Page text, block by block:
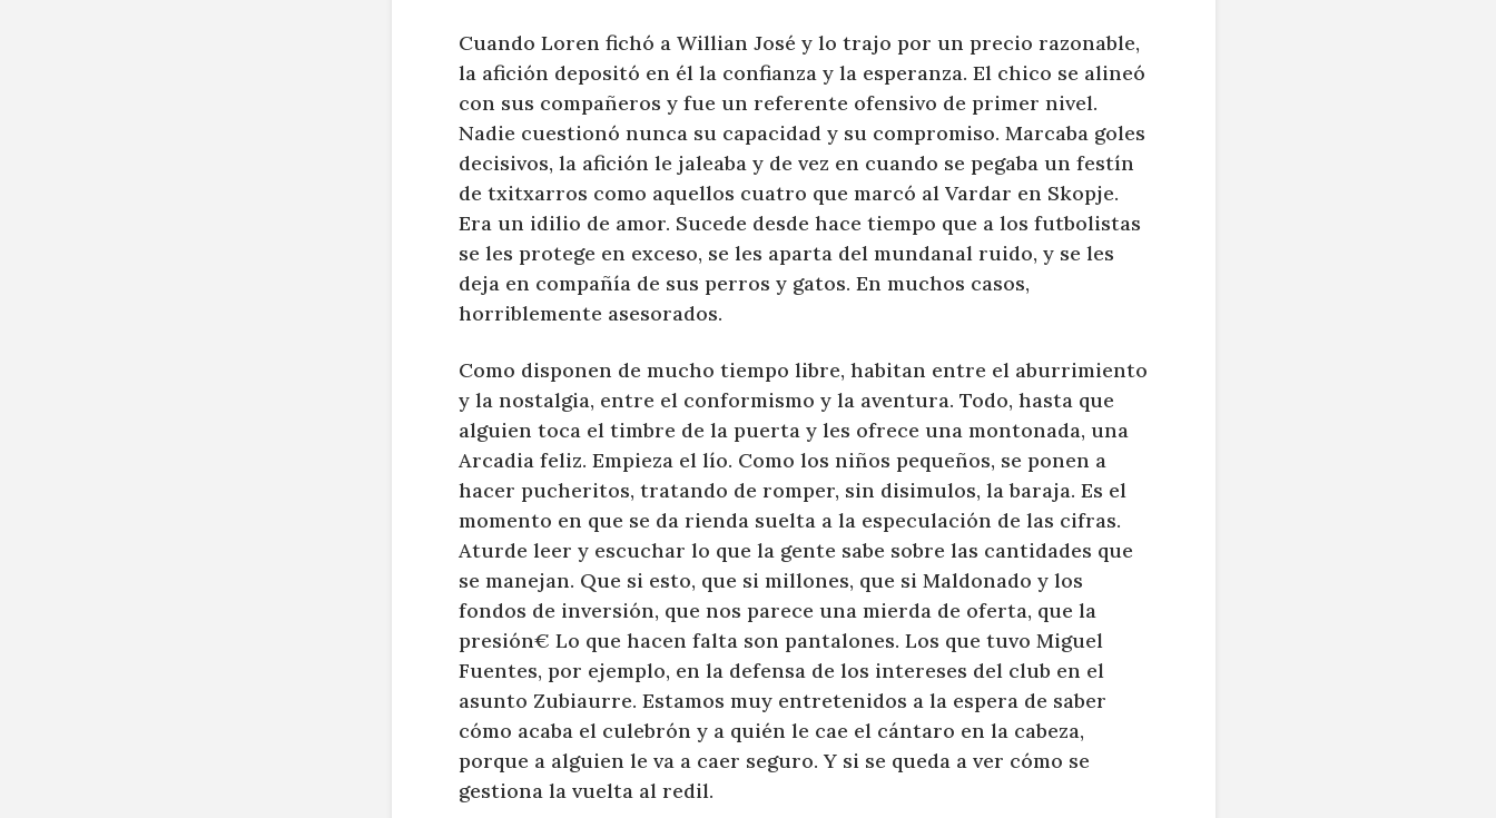
Cuando Loren fichó a Willian José y lo trajo por un precio razonable,
la afición depositó en él la confianza y la esperanza. El chico se alineó
con sus compañeros y fue un referente ofensivo de primer nivel.
Nadie cuestionó nunca su capacidad y su compromiso. Marcaba goles
decisivos, la afición le jaleaba y de vez en cuando se pegaba un festín
de txitxarros como aquellos cuatro que marcó al Vardar en Skopje.
Era un idilio de amor. Sucede desde hace tiempo que a los futbolistas
se les protege en exceso, se les aparta del mundanal ruido, y se les
deja en compañía de sus perros y gatos. En muchos casos,
horriblemente asesorados.
Como disponen de mucho tiempo libre, habitan entre el aburrimiento
y la nostalgia, entre el conformismo y la aventura. Todo, hasta que
alguien toca el timbre de la puerta y les ofrece una montonada, una
Arcadia feliz. Empieza el lío. Como los niños pequeños, se ponen a
hacer pucheritos, tratando de romper, sin disimulos, la baraja. Es el
momento en que se da rienda suelta a la especulación de las cifras.
Aturde leer y escuchar lo que la gente sabe sobre las cantidades que
se manejan. Que si esto, que si millones, que si Maldonado y los
fondos de inversión, que nos parece una mierda de oferta, que la
presión€ Lo que hacen falta son pantalones. Los que tuvo Miguel
Fuentes, por ejemplo, en la defensa de los intereses del club en el
asunto Zubiaurre. Estamos muy entretenidos a la espera de saber
cómo acaba el culebrón y a quién le cae el cántaro en la cabeza,
porque a alguien le va a caer seguro. Y si se queda a ver cómo se
gestiona la vuelta al redil.